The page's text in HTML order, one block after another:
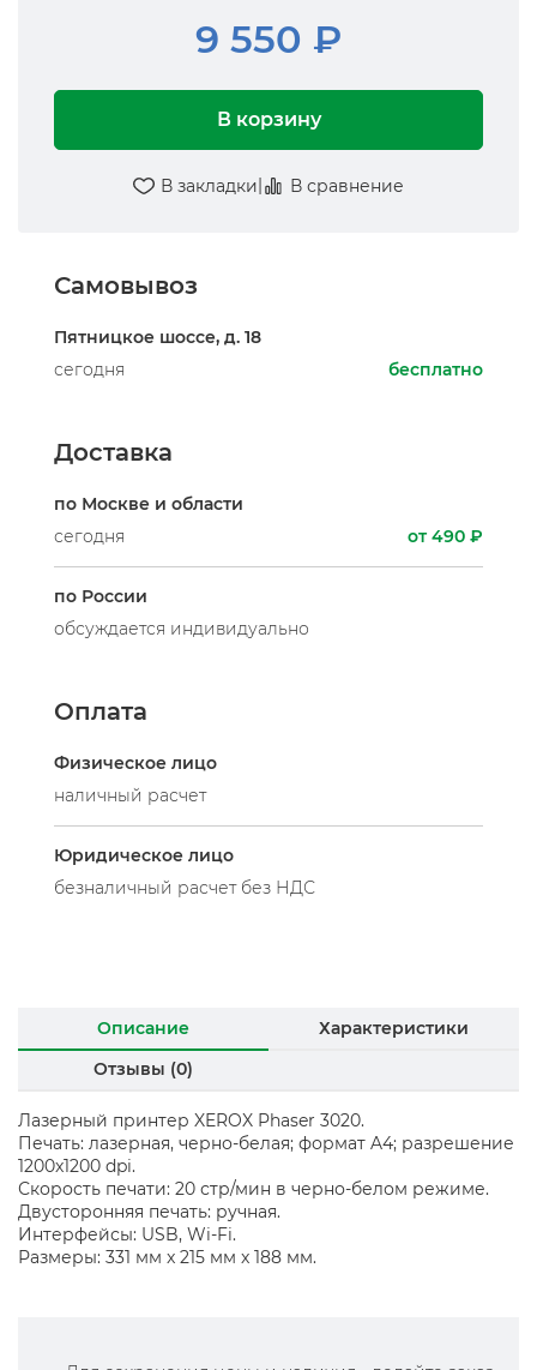
9 550 ₽
В корзину
В закладки| В сравнение
Самовывоз
Пятницкое шоссе, д. 18
сегодня
бесплатно
Доставка
по Москве и области
сегодня
от 490 ₽
по России
обсуждается индивидуально
Оплата
Физическое лицо
наличный расчет
Юридическое лицо
безналичный расчет без НДС
Описание
Характеристики
Отзывы (0)
Лазерный принтер XEROX Phaser 3020.
Печать: лазерная, черно-белая; формат A4; разрешение
1200x1200 dpi.
Скорость печати: 20 стр/мин в черно-белом режиме.
Двусторонняя печать: ручная.
Интерфейсы: USB, Wi-Fi.
Размеры: 331 мм x 215 мм x 188 мм.